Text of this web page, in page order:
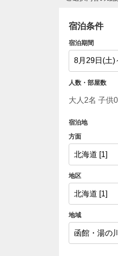
宿泊条件
宿泊期間
人数・部屋数
宿泊地
方面
地区
地域